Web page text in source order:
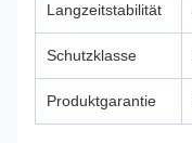
Langzeitstabilität
Schutzklasse
Produktgarantie